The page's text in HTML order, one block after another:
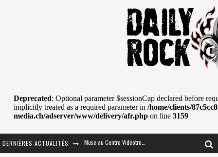
DERNIÈRES ACTUALITÉS Journey et Toto au Centre Bell